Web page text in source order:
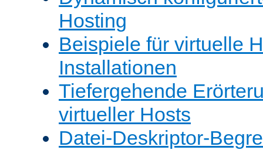
Hosting
Beispiele für virtuelle
Installationen
Tiefergehende
virtueller Hosts
Datei-Deskriptor-